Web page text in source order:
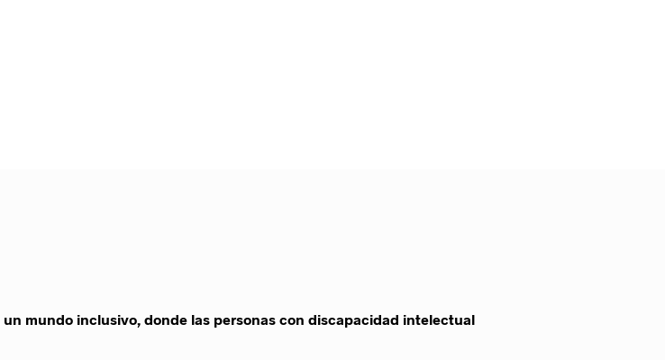
un mundo inclusivo, donde las personas con discapacidad intelectual